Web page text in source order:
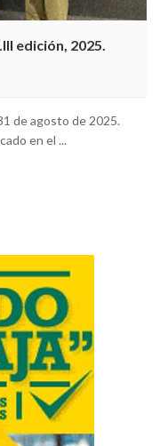
edición, 2025.
de agosto de 2025.
en el ...